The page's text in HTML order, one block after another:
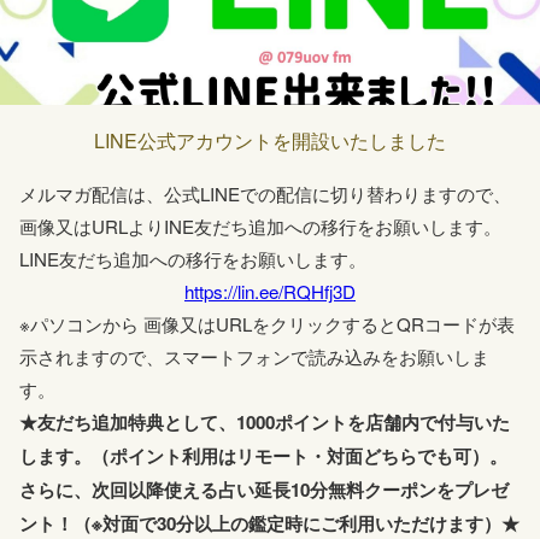
皆さまもどうぞお気をつけてお過ごしください。
本日より料金が変更になった先生がいらっしゃいます。
よろしくお願いいたします。
本日今すぐ鑑定はシステムの不具合によりお受けできま
せん。申し訳ございませんが、よろしくお願いします。
LINE公式アカウントを開設いたしました
メルマガ配信は、公式LINEでの配信に切り替わりますので、
画像又はURLよりINE友だち追加への移行をお願いします。
LINE友だち追加への移行をお願いします。
https://lin.ee/RQHfj3D
※パソコンから 画像又はURLをクリックするとQRコードが表
示されますので、スマートフォンで読み込みをお願いしま
す。
★友だち追加特典として、1000ポイントを店舗内で付与いた
します。（ポイント利用はリモート・対面どちらでも可）。
さらに、次回以降使える占い延長10分無料クーポンをプレゼ
ント！（※対面で30分以上の鑑定時にご利用いただけます）★